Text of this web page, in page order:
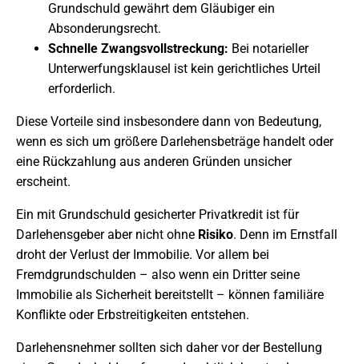
Grundschuld gewährt dem Gläubiger ein
Absonderungsrecht.
Schnelle Zwangsvollstreckung: Bei notarieller
Unterwerfungsklausel ist kein gerichtliches Urteil
erforderlich.
Diese Vorteile sind insbesondere dann von Bedeutung,
wenn es sich um größere Darlehensbeträge handelt oder
eine Rückzahlung aus anderen Gründen unsicher
erscheint.
Ein mit Grundschuld gesicherter Privatkredit ist für
Darlehensgeber aber nicht ohne Risiko. Denn im Ernstfall
droht der Verlust der Immobilie. Vor allem bei
Fremdgrundschulden – also wenn ein Dritter seine
Immobilie als Sicherheit bereitstellt – können familiäre
Konflikte oder Erbstreitigkeiten entstehen.
Darlehensnehmer sollten sich daher vor der Bestellung